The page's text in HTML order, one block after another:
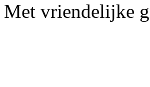
Met vriendelijke